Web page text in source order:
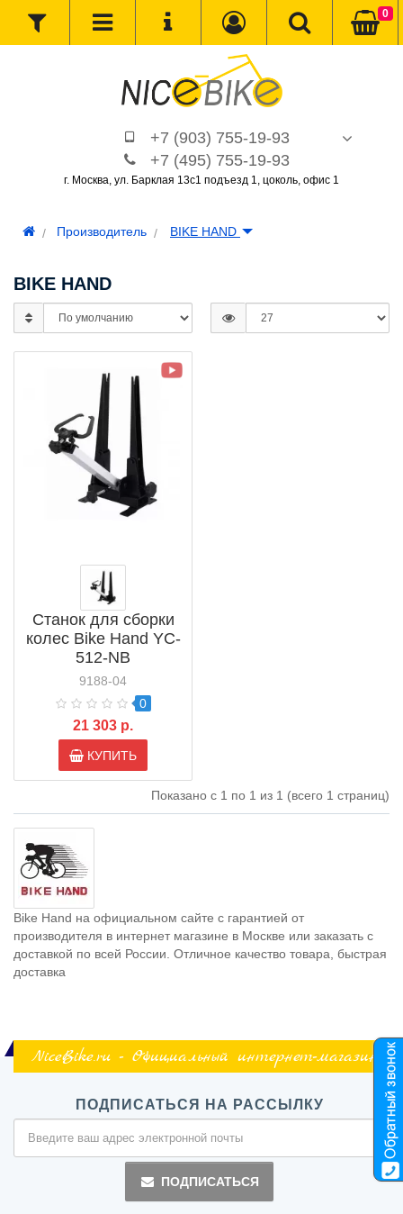
+7 (903) 755-19-93
+7 (495) 755-19-93
г. Москва, ул. Барклая 13с1 подъезд 1, цоколь, офис 1
0
Производитель BIKE HAND
BIKE HAND
Станок для сборки
колес Bike Hand YC-
512-NB
9188-04
0
21 303 р.
КУПИТЬ
Показано с 1 по 1 из 1 (всего 1 страниц)
Bike Hand на официальном сайте с гарантией от
производителя в интернет магазине в Москве или заказать с
доставкой по всей России. Отличное качество товара, быстрая
доставка
NiceBike.ru - Официальный интернет-магазин
ПОДПИСАТЬСЯ НА РАССЫЛКУ
ПОДПИСАТЬСЯ